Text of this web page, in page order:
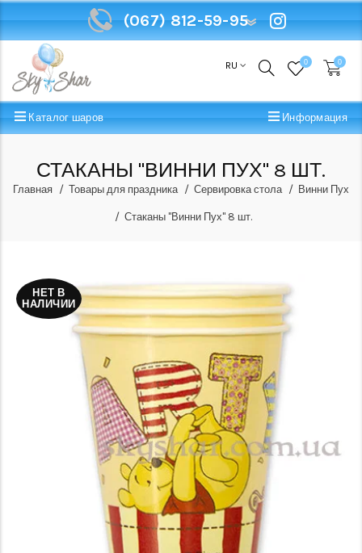
(067) 812-59-95
RU 0 0
Каталог шаров Информация
СТАКАНЫ "ВИННИ ПУХ" 8 ШТ.
Главная Товары для праздника Сервировка стола Винни Пух
Стаканы "Винни Пух" 8 шт.
НЕТ В
НАЛИЧИИ